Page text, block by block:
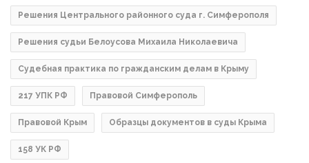
Решения Центрального районного суда г. Симферополя
Решения судьи Белоусова Михаила Николаевича
Судебная практика по гражданским делам в Крыму
217 УПК РФ Правовой Симферополь
Правовой Крым Образцы документов в суды Крыма
158 УК РФ